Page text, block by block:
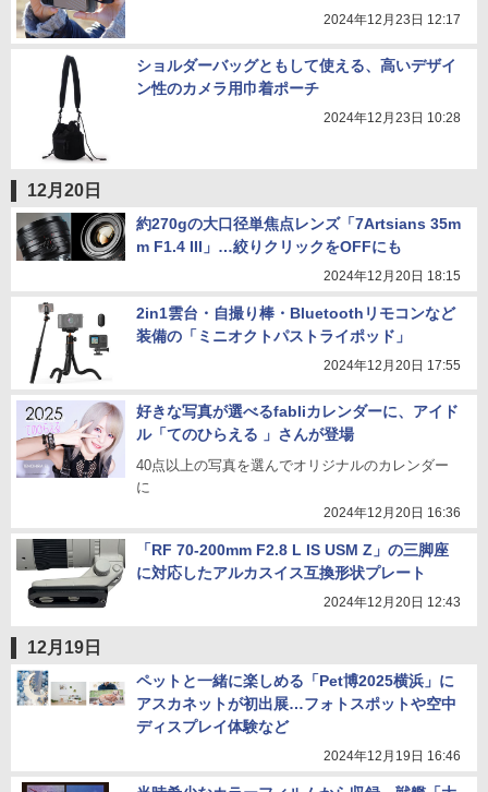
2024年12月23日 12:17
ショルダーバッグともして使える、高いデザイ
ン性のカメラ用巾着ポーチ
2024年12月23日 10:28
12月20日
約270gの大口径単焦点レンズ「7Artsians 35m
m F1.4 III」…絞りクリックをOFFにも
2024年12月20日 18:15
2in1雲台・自撮り棒・Bluetoothリモコンなど
装備の「ミニオクトパストライポッド」
2024年12月20日 17:55
好きな写真が選べるfabliカレンダーに、アイド
ル「てのひらえる 」さんが登場
40点以上の写真を選んでオリジナルのカレンダー
に
2024年12月20日 16:36
「RF 70-200mm F2.8 L IS USM Z」の三脚座
に対応したアルカスイス互換形状プレート
2024年12月20日 12:43
12月19日
ペットと一緒に楽しめる「Pet博2025横浜」に
アスカネットが初出展…フォトスポットや空中
ディスプレイ体験など
2024年12月19日 16:46